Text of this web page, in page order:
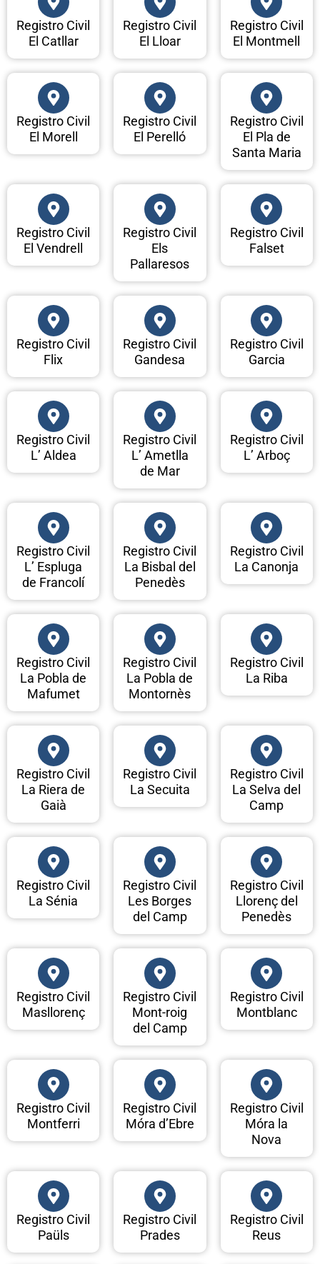
Registro Civil
El Catllar
Registro Civil
El Lloar
Registro Civil
El Montmell
Registro Civil
El Morell
Registro Civil
El Perelló
Registro Civil
El Pla de
Santa Maria
Registro Civil
El Vendrell
Registro Civil
Els
Pallaresos
Registro Civil
Falset
Registro Civil
Flix
Registro Civil
Gandesa
Registro Civil
Garcia
Registro Civil
L’ Aldea
Registro Civil
L’ Ametlla
de Mar
Registro Civil
L’ Arboç
Registro Civil
L’ Espluga
de Francolí
Registro Civil
La Bisbal del
Penedès
Registro Civil
La Canonja
Registro Civil
La Pobla de
Mafumet
Registro Civil
La Pobla de
Montornès
Registro Civil
La Riba
Registro Civil
La Riera de
Gaià
Registro Civil
La Secuita
Registro Civil
La Selva del
Camp
Registro Civil
La Sénia
Registro Civil
Les Borges
del Camp
Registro Civil
Llorenç del
Penedès
Registro Civil
Masllorenç
Registro Civil
Mont-roig
del Camp
Registro Civil
Montblanc
Registro Civil
Montferri
Registro Civil
Móra d’Ebre
Registro Civil
Móra la
Nova
Registro Civil
Paüls
Registro Civil
Prades
Registro Civil
Reus